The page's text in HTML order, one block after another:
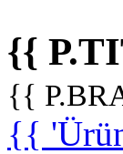
{{
{{
{{